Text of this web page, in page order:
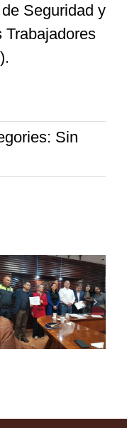
Seguridad y
Trabajadores
Sin